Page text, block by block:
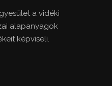
a vidéki
alapanyagok
képviseli.